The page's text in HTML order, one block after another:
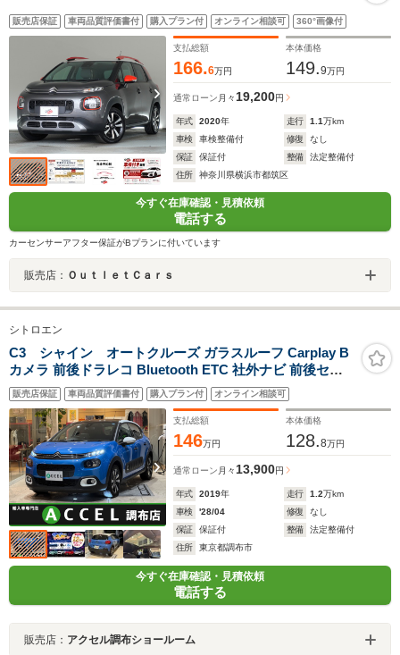
販売店保証 車両品質評価書付 購入プラン付 オンライン相談可 360°画像付
支払総額
166.6万円
本体価格
149.9万円
通常ローン 月々 19,200円
年式 2020年 走行 1.1万km
車検
車検整備付 修復
なし
保証
保証付 整備
法定整備付
住所
神奈川県横浜市都筑区
今すぐ在庫確認・見積依頼
電話する
カーセンサーアフター保証がBプランに付いています
販売店： ＯｕｔｌｅｔＣａｒｓ
シトロエン
C3 シャイン オートクルーズ ガラスルーフ Carplay B
カメラ 前後ドラレコ Bluetooth ETC 社外ナビ 前後セン
サー ハロゲンヘッドライト 純正16インチアルミ
販売店保証 車両品質評価書付 購入プラン付 オンライン相談可
支払総額
146万円
本体価格
128.8万円
通常ローン 月々13,900円
年式 2019年 走行 1.2万km
車検
'28/04 修復
なし
保証
保証付 整備
法定整備付
住所
東京都調布市
今すぐ在庫確認・見積依頼
電話する
販売店： アクセル調布ショールーム